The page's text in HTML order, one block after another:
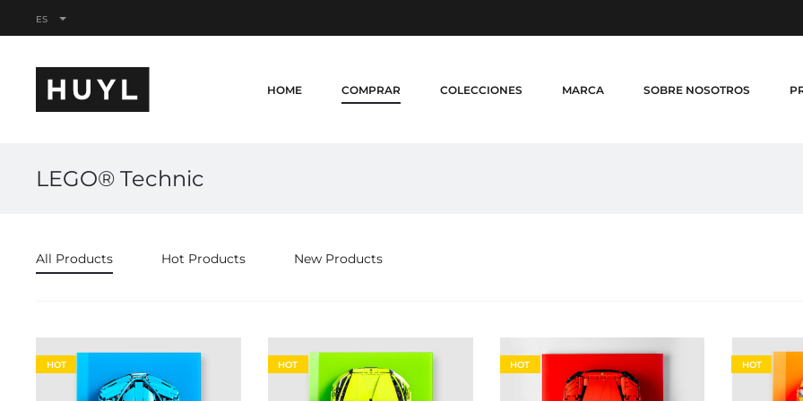
ES
HOME COMPRAR COLECCIONES MARCA SOBRE NOSOTROS
LEGO® Technic
All Products Hot Products New Products
HOT HOT HOT HOT